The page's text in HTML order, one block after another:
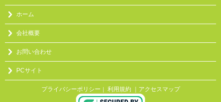
ホーム
会社概要
お問い合わせ
PCサイト
プライバシーポリシー ｜ 利用規約 ｜アクセスマップ